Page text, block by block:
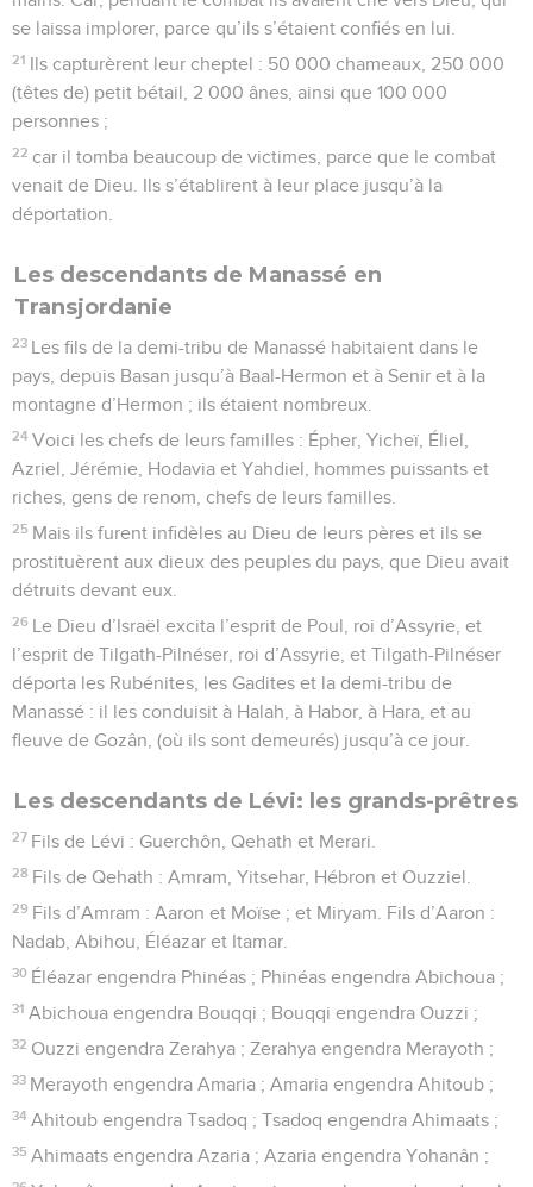
se laissa implorer, parce qu’ils s’étaient confiés en lui.
21 Ils capturèrent leur cheptel : 50 000 chameaux, 250 000
(têtes de) petit bétail, 2 000 ânes, ainsi que 100 000
personnes ;
22 car il tomba beaucoup de victimes, parce que le combat
venait de Dieu. Ils s’établirent à leur place jusqu’à la
déportation.
Les descendants de Manassé en
Transjordanie
23 Les fils de la demi-tribu de Manassé habitaient dans le
pays, depuis Basan jusqu’à Baal-Hermon et à Senir et à la
montagne d’Hermon ; ils étaient nombreux.
24 Voici les chefs de leurs familles : Épher, Yicheï, Éliel,
Azriel, Jérémie, Hodavia et Yahdiel, hommes puissants et
riches, gens de renom, chefs de leurs familles.
25 Mais ils furent infidèles au Dieu de leurs pères et ils se
prostituèrent aux dieux des peuples du pays, que Dieu avait
détruits devant eux.
26 Le Dieu d’Israël excita l’esprit de Poul, roi d’Assyrie, et
l’esprit de Tilgath-Pilnéser, roi d’Assyrie, et Tilgath-Pilnéser
déporta les Rubénites, les Gadites et la demi-tribu de
Manassé : il les conduisit à Halah, à Habor, à Hara, et au
fleuve de Gozân, (où ils sont demeurés) jusqu’à ce jour.
Les descendants de Lévi: les grands-prêtres
27 Fils de Lévi : Guerchôn, Qehath et Merari.
28 Fils de Qehath : Amram, Yitsehar, Hébron et Ouzziel.
29 Fils d’Amram : Aaron et Moïse ; et Miryam. Fils d’Aaron :
Nadab, Abihou, Éléazar et Itamar.
30 Éléazar engendra Phinéas ; Phinéas engendra Abichoua ;
31 Abichoua engendra Bouqqi ; Bouqqi engendra Ouzzi ;
32 Ouzzi engendra Zerahya ; Zerahya engendra Merayoth ;
33 Merayoth engendra Amaria ; Amaria engendra Ahitoub ;
34 Ahitoub engendra Tsadoq ; Tsadoq engendra Ahimaats ;
35 Ahimaats engendra Azaria ; Azaria engendra Yohanân ;